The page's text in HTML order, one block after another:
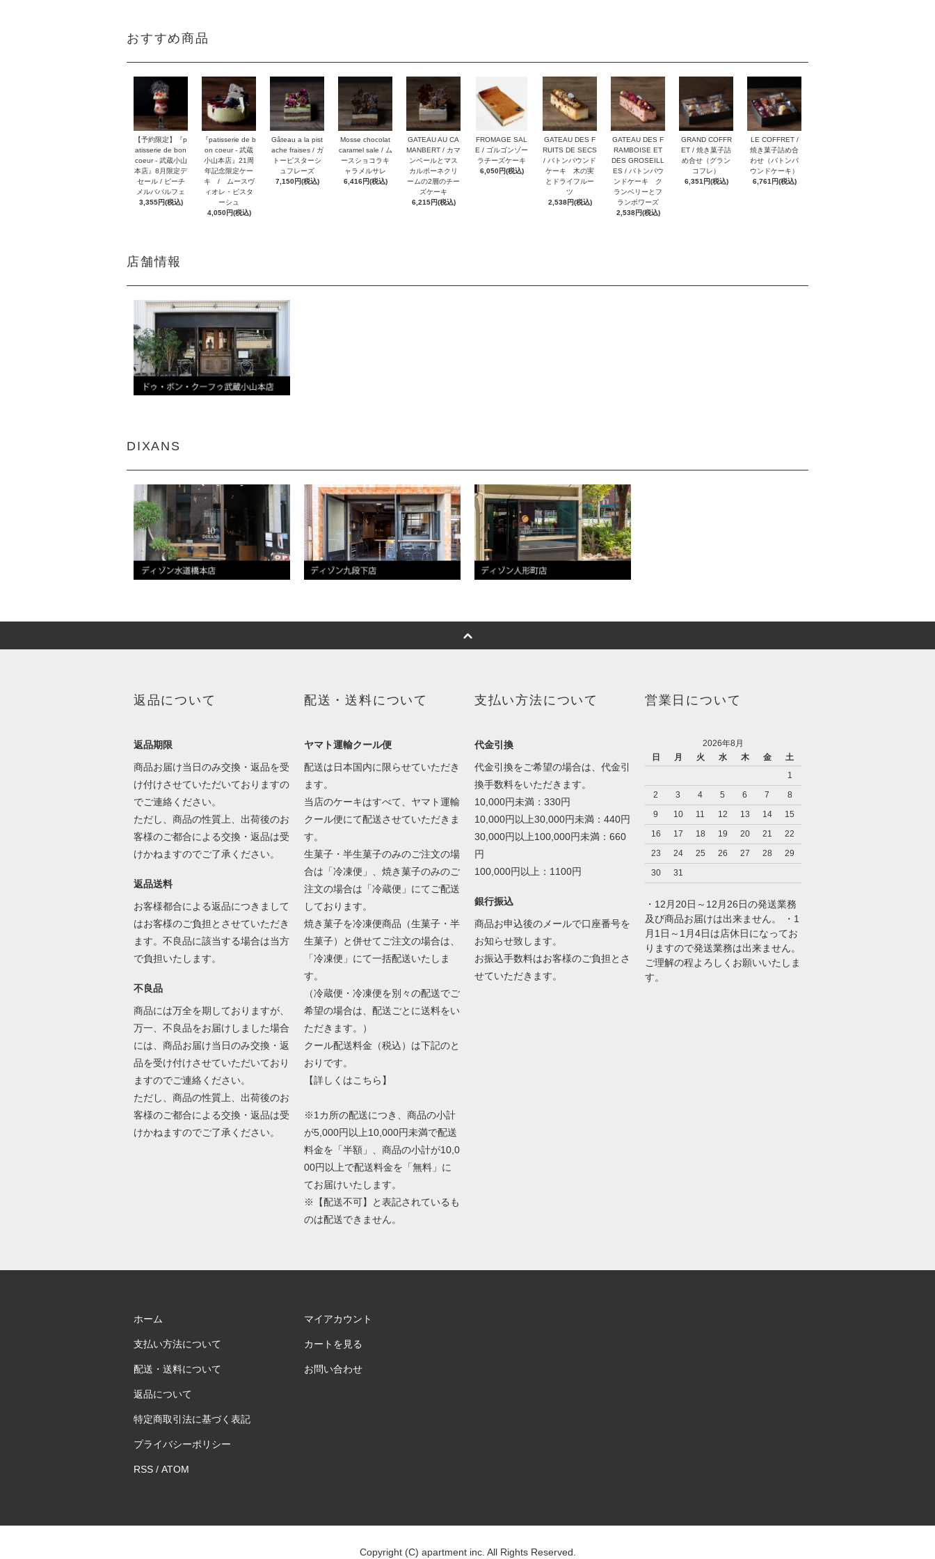
おすすめ商品
【予約限定】『p
atisserie de bon
coeur - 武蔵小山
本店』8月限定デ
セール / ピーチ
メルバパルフェ
3,355円(税込)
『patisserie de b
on coeur - 武蔵
小山本店』21周
年記念限定ケー
キ / ムースヴ
ィオレ・ピスタ
ーシュ
4,050円(税込)
Gâteau a la pist
ache fraises / ガ
トーピスターシ
ュフレーズ
7,150円(税込)
Mosse chocolat
caramel sale / ム
ースショコラキ
ャラメルサレ
6,416円(税込)
GATEAU AU CA
MANBERT / カマ
ンベールとマス
カルポーネクリ
ームの2層のチー
ズケーキ
6,215円(税込)
FROMAGE SAL
E / ゴルゴンゾー
ラチーズケーキ
6,050円(税込)
GATEAU DES F
RUITS DE SECS
/ バトンパウンド
ケーキ 木の実
とドライフルー
ツ
2,538円(税込)
GATEAU DES F
RAMBOISE ET
DES GROSEILL
ES / バトンパウ
ンドケーキ ク
ランベリーとフ
ランボワーズ
2,538円(税込)
GRAND COFFR
ET / 焼き菓子詰
め合せ（グラン
コフレ）
6,351円(税込)
LE COFFRET /
焼き菓子詰め合
わせ（バトンパ
ウンドケーキ）
6,761円(税込)
店舗情報
DIXANS
返品について
返品期限
商品お届け当日のみ交換・返品を受
け付けさせていただいておりますの
でご連絡ください。
ただし、商品の性質上、出荷後のお
客様のご都合による交換・返品は受
けかねますのでご了承ください。
返品送料
お客様都合による返品につきまして
はお客様のご負担とさせていただき
ます。不良品に該当する場合は当方
で負担いたします。
不良品
商品には万全を期しておりますが、
万一、不良品をお届けしました場合
には、商品お届け当日のみ交換・返
品を受け付けさせていただいており
ますのでご連絡ください。
ただし、商品の性質上、出荷後のお
客様のご都合による交換・返品は受
けかねますのでご了承ください。
配送・送料について
ヤマト運輸クール便
配送は日本国内に限らせていただき
ます。
当店のケーキはすべて、ヤマト運輸
クール便にて配送させていただきま
す。
生菓子・半生菓子のみのご注文の場
合は「冷凍便」、焼き菓子のみのご
注文の場合は「冷蔵便」にてご配送
しております。
焼き菓子を冷凍便商品（生菓子・半
生菓子）と併せてご注文の場合は、
「冷凍便」にて一括配送いたしま
す。
（冷蔵便・冷凍便を別々の配送でご
希望の場合は、配送ごとに送料をい
ただきます。）
クール配送料金（税込）は下記のと
おりです。
【詳しくはこちら 】
※1カ所の配送につき、商品の小計
が5,000円以上10,000円未満で配送
料金を「半額」、商品の小計が10,0
00円以上で配送料金を「無料」に
てお届けいたします。
※【配送不可】と表記されているも
のは配送できません。
支払い方法について
代金引換
代金引換をご希望の場合は、代金引
換手数料をいただきます。
10,000円未満：330円
10,000円以上30,000円未満：440円
30,000円以上100,000円未満：660
円
100,000円以上：1100円
銀行振込
商品お申込後のメールで口座番号を
お知らせ致します。
お振込手数料はお客様のご負担とさ
せていただきます。
営業日について
2026年8月
日
月 火 水 木 金
土
1
2
3 4 5 6 7
8
9
10 11 12 13 14
15
16
17 18 19 20 21
22
23
24 25 26 27 28
29
30
31
・12月20日～12月26日の発送業務
及び商品お届けは出来ません。 ・1
月1日～1月4日は店休日になってお
りますので発送業務は出来ません。
ご理解の程よろしくお願いいたしま
す。
ホーム
支払い方法について
配送・送料について
返品について
特定商取引法に基づく表記
プライバシーポリシー
RSS/ ATOM
マイアカウント
カートを見る
お問い合わせ
Copyright (C) apartment inc. All Rights Reserved.